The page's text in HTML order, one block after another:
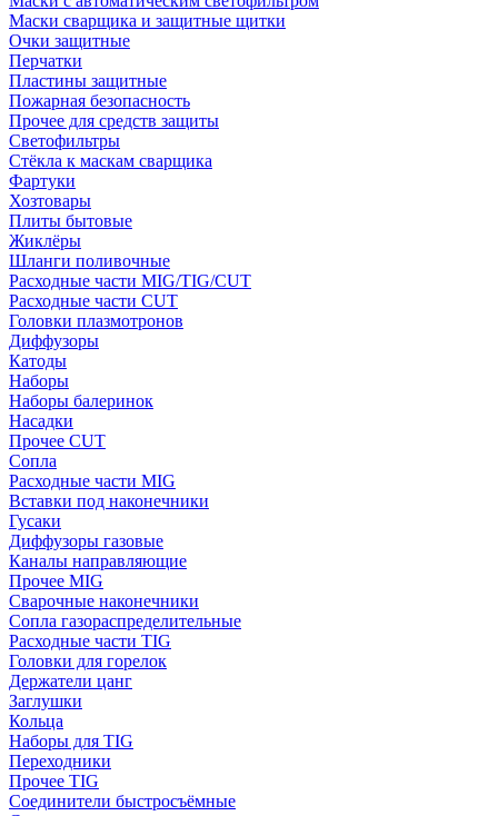
Маски сварщика и защитные щитки
Очки защитные
Перчатки
Пластины защитные
Пожарная безопасность
Прочее для средств защиты
Светофильтры
Стёкла к маскам сварщика
Фартуки
Хозтовары
Плиты бытовые
Жиклёры
Шланги поливочные
Расходные части MIG/TIG/CUT
Расходные части CUT
Головки плазмотронов
Диффузоры
Катоды
Наборы
Наборы балеринок
Насадки
Прочее CUT
Сопла
Расходные части MIG
Вставки под наконечники
Гусаки
Диффузоры газовые
Каналы направляющие
Прочее MIG
Сварочные наконечники
Сопла газораспределительные
Расходные части TIG
Головки для горелок
Держатели цанг
Заглушки
Кольца
Наборы для TIG
Переходники
Прочее TIG
Соединители быстросъёмные